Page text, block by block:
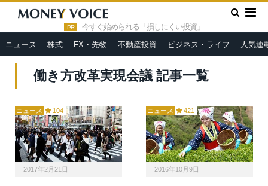
PR 今すぐ始められる「損しにくい投資」
ニュース 株式 FX・先物 不動産投資 ビジネス・ライフ 人気連
HOME » 働き方改革実現会議
働き方改革実現会議 記事一覧
ニュース 104
2017年2月21日
ニュース 421
2016年10月9日